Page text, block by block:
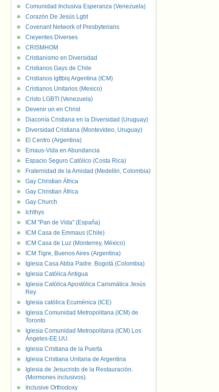
Comunidad Inclusiva Esperanza (Venezuela)
Corazón De Jesús Lgbt
Covenant Network of Presbyterians
Creyentes Diverses
CRISMHOM
Cristianismo en Diversidad
Cristianos Gays de Chile
Cristianos lgttbiq Argentina (ICM)
Cristianos Unitarios (Mexico)
Cristo LGBTI (Venezuela)
Devenir un en Christ
Diaconía Cristiana en la Diversidad (Uruguay)
Diversidad Cristiana (Montevideo, Uruguay)
El Centro (Argentina)
Emaus-Vida en Abundancia
Espacio Seguro Católico (Costa Rica)
Fraternidad de la Amistad (Medellin, Colombia)
Gay Christian África
Gay Christian África
Gay Church
Ichthys
ICM "Pan de Vida" (España)
ICM Casa de Emmaus (Chile)
ICM Casa de Luz (Monterrey, México)
ICM Tigre, Buenos Aires (Argentina)
Iglesia Casa Abba Padre. Bogotá (Colombia)
Iglesia Católica Antigua
Iglesia Católica Apostólica Carismática Jesús
Rey
Iglesia católica Ecuménica (ICE)
Iglesia Comunidad Metropolitana (ICM) de
Toronto
Iglesia Comunidad Metropolitana (ICM) Los
Ángeles-EE.UU.
Iglesia Cristiana de la Puerta
Iglesia Cristiana Unitaria de Argentina
Iglesia de Jesucristo de la Restauración.
(Mormones inclusivos).
Inclusive Orthodoxy